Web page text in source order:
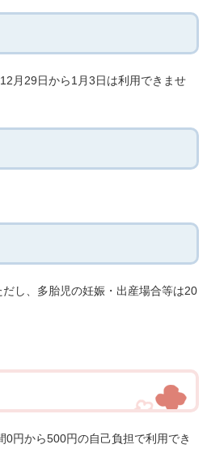
月29日から1月3日は利用できませ
し、多胎児の妊娠・出産場合等は20
円から500円の自己負担で利用でき